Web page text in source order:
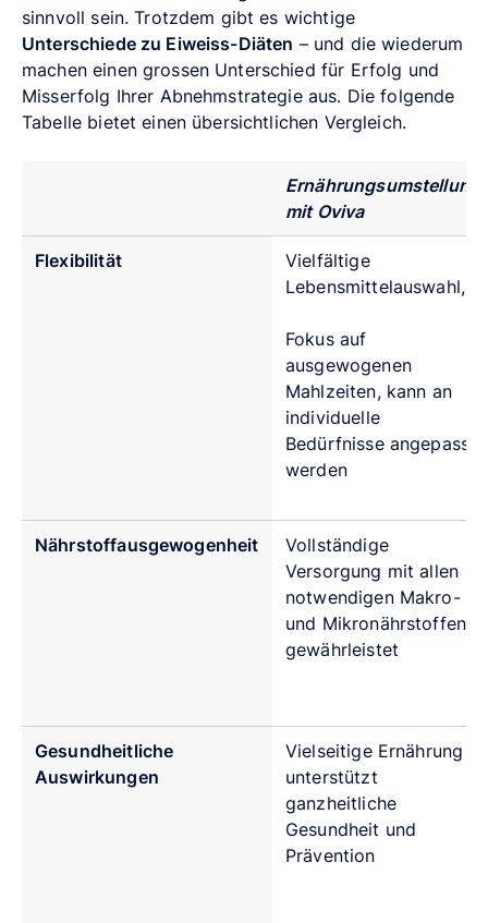
sinnvoll sein. Trotzdem gibt es wichtige
Unterschiede zu Eiweiss-Diäten – und die wiederum
machen einen grossen Unterschied für Erfolg und
Misserfolg Ihrer Abnehmstrategie aus. Die folgende
Tabelle bietet einen übersichtlichen Vergleich.
Ernährungsumstellung
mit Oviva
Flexibilität
Vielfältige
Lebensmittelauswahl,
Fokus auf
ausgewogenen
Mahlzeiten, kann an
individuelle
Bedürfnisse angepasst
werden
Nährstoffausgewogenheit
Vollständige
Versorgung mit allen
notwendigen Makro-
und Mikronährstoffen
gewährleistet
Gesundheitliche
Auswirkungen
Vielseitige Ernährung
unterstützt
ganzheitliche
Gesundheit und
Prävention